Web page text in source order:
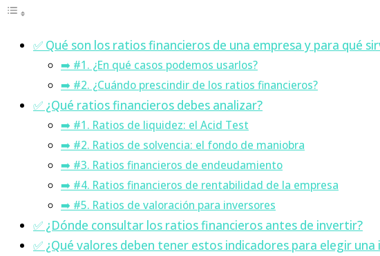
✅ Qué son los ratios financieros de una empresa y para qué
➡️ #1. ¿En qué casos podemos usarlos?
➡️ #2. ¿Cuándo prescindir de los ratios financieros?
✅ ¿Qué ratios financieros debes analizar?
➡️ #1. Ratios de liquidez: el Acid Test
➡️ #2. Ratios de solvencia: el fondo de maniobra
➡️ #3. Ratios financieros de endeudamiento
➡️ #4. Ratios financieros de rentabilidad de la empresa
➡️ #5. Ratios de valoración para inversores
✅ ¿Dónde consultar los ratios financieros antes de invertir?
✅ ¿Qué valores deben tener estos indicadores para elegir una